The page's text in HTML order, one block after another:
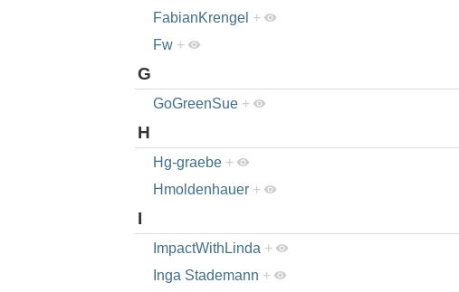
FabianKrengel +
Fw +
G
GoGreenSue +
H
Hg-graebe +
Hmoldenhauer +
I
ImpactWithLinda +
Inga Stademann +